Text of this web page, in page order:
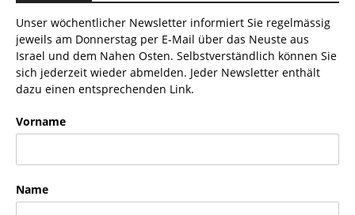
Unser wöchentlicher Newsletter informiert Sie regelmässig
jeweils am Donnerstag per E-Mail über das Neuste aus
Israel und dem Nahen Osten. Selbstverständlich können Sie
sich jederzeit wieder abmelden. Jeder Newsletter enthält
dazu einen entsprechenden Link.
Vorname
Name